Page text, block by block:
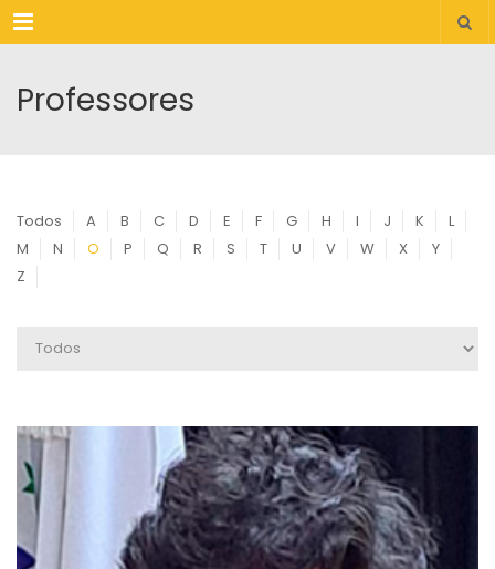
Menu
Professores
Todos A B C D E F G H I J K
L
M
N O P Q R S T U V W X
Y
Z